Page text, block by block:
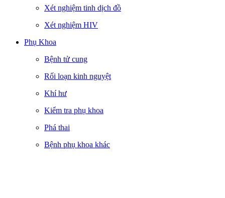
Xét nghiệm tinh dịch đồ
Xét nghiệm HIV
Phụ Khoa
Bệnh tử cung
Rối loạn kinh nguyệt
Khí hư
Kiểm tra phụ khoa
Phá thai
Bệnh phụ khoa khác